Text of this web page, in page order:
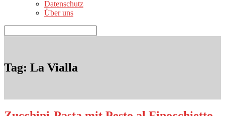
Datenschutz
Über uns
nach:
Tag: La Vialla